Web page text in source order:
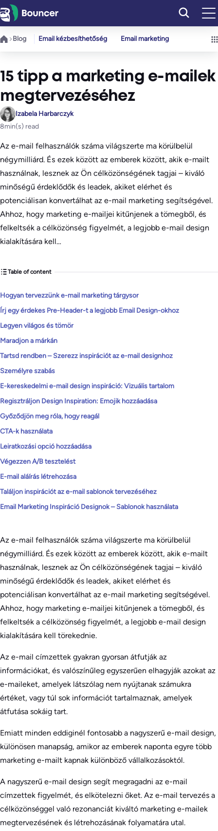
Ugrás
a
tartalomhoz
Blog Email kézbesíthetőség Email marketing
15 tipp a marketing e-mailek
megtervezéséhez
Izabela Harbarczyk
8min(s) read
Az e-mail felhasználók száma világszerte ma körülbelül
négymilliárd. És ezek között az emberek között, akik e-mailt
használnak, lesznek az Ön célközönségének tagjai – kiváló
minőségű érdeklődők és leadek, akiket elérhet és
potenciálisan konvertálhat az e-mail marketing segítségével.
Ahhoz, hogy marketing e-mailjei kitűnjenek a tömegből, és
felkeltsék a célközönség figyelmét, a legjobb e-mail design
kialakítására kell…
Table of content
Hogyan tervezzünk e-mail marketing tárgysor
Írj egy érdekes Pre-Header-t a legjobb Email Design-okhoz
Legyen világos és tömör
Maradjon a márkán
Tartsd rendben – Szerezz inspirációt az e-mail designhoz
Személyre szabás
E-kereskedelmi e-mail design inspiráció: Vizuális tartalom
Regisztráljon Design Inspiration: Emojik hozzáadása
Győződjön meg róla, hogy reagál
CTA-k használata
Leiratkozási opció hozzáadása
Végezzen A/B tesztelést
E-mail aláírás létrehozása
Találjon inspirációt az e-mail sablonok tervezéséhez
Email Marketing Inspiráció Designok – Sablonok használata
Az e-mail felhasználók száma világszerte ma körülbelül
négymilliárd. És ezek között az emberek között, akik e-mailt
használnak, lesznek az Ön célközönségének tagjai – kiváló
minőségű érdeklődők és leadek, akiket elérhet és
potenciálisan konvertálhat az e-mail marketing segítségével.
Ahhoz, hogy marketing e-mailjei kitűnjenek a tömegből, és
felkeltsék a célközönség figyelmét, a legjobb e-mail design
kialakítására kell törekednie.
Az e-mail címzettek gyakran gyorsan átfutják az
információkat, és valószínűleg egyszerűen elhagyják azokat az
e-maileket, amelyek látszólag nem nyújtanak számukra
értéket, vagy túl sok információt tartalmaznak, amelyek
átfutása sokáig tart.
Emiatt minden eddiginél fontosabb a nagyszerű e-mail design,
különösen manapság, amikor az emberek naponta egyre több
marketing e-mailt kapnak különböző vállalkozásoktól.
A nagyszerű e-mail design segít megragadni az e-mail
címzettek figyelmét, és elkötelezni őket. Az e-mail tervezés a
célközönséggel való rezonanciát kiváltó marketing e-mailek
megtervezésének és létrehozásának folyamatára utal.